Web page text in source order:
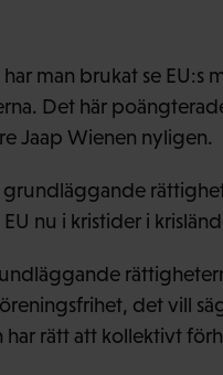
man brukat se EU:s
Det här
Jaap Wienen nyligen.
nu i kristider i
det vill
rätt att kollektivt